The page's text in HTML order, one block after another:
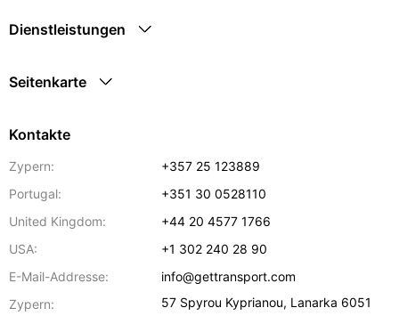
Dienstleistungen
Seitenkarte
Kontakte
Zypern:
+357 25 123889
Portugal:
+351 30 0528110
United Kingdom:
+44 20 4577 1766
USA:
+1 302 240 28 90
E-Mail-Addresse:
info@gettransport.com
Zypern:
57 Spyrou Kyprianou, Lanarka 6051